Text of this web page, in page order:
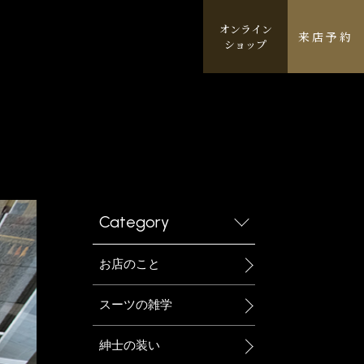
オンライン
ショップ
来店予約
Category
お店のこと
スーツの雑学
紳士の装い